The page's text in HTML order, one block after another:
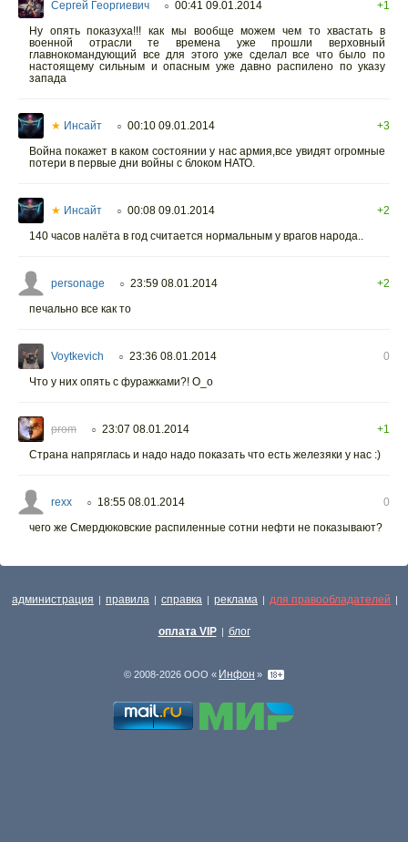
Сергей Георгиевич ○ 00:41 09.01.2014
+1
Ну опять показуха!!! как мы вообще можем чем то хвастать в
военной отрасли те времена уже прошли верховный
главнокомандующий все для этого уже сделал все что было по
настоящему сильным и опасным уже давно распилено по указу
запада
★ Инсайт ○ 00:10 09.01.2014
+3
Война покажет в каком состоянии у нас армия,все увидят огромные
потери в первые дни войны с блоком НАТО.
★ Инсайт ○ 00:08 09.01.2014
+2
140 часов налёта в год считается нормальным у врагов народа..
personage ○ 23:59 08.01.2014
+2
печально все как то
Voytkevich ○ 23:36 08.01.2014
0
Что у них опять с фуражками?! О_о
prom ○ 23:07 08.01.2014
+1
Страна напряглась и надо надо показать что есть железяки у нас :)
rexx ○ 18:55 08.01.2014
0
чего же Смердюковские распиленные сотни нефти не показывают?
администрация | правила | справка | реклама | для правообладателей |
оплата VIP | блог
© 2008-2026 ООО « Инфон »